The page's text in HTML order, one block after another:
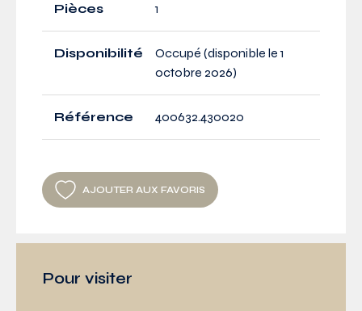
Pièces 1
Disponibilité
Occupé (disponible le 1
octobre 2026)
Référence 400632.430020
AJOUTER AUX FAVORIS
Pour visiter